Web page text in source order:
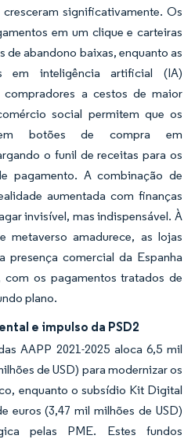
significativamente. Os
em um clique e carteiras
de abandono baixas, enquanto as
em inteligência artificial (IA)
a cestos de maior
social permitem que os
botões de compra em
o funil de receitas para os
pagamento. A combinação de
aumentada com finanças
invisível, mas indispensável. À
amadurece, as lojas
presença comercial da Espanha
os pagamentos tratados de
plano.
e impulso da PSD2
AAPP 2021-2025 aloca 6,5 mil
de USD) para modernizar os
enquanto o subsídio Kit Digital
euros (3,47 mil milhões de USD)
pelas PME. Estes fundos